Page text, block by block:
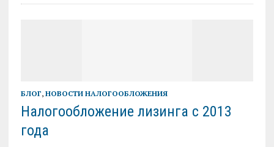
БЛОГ, НОВОСТИ НАЛОГООБЛОЖЕНИЯ
Налогообложение лизинга с 2013
года